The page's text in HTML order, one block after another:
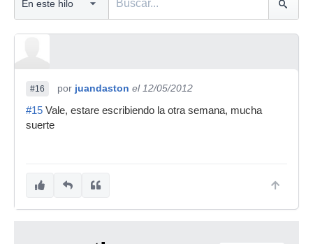
#16 por juandaston el 12/05/2012
#15 Vale, estare escribiendo la otra semana, mucha
suerte